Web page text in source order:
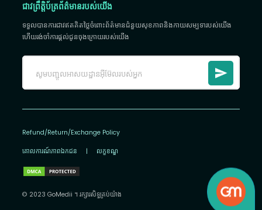
ជាវព្រឹត្តិប័ត្រព័ត៌មានរបស់យើង
ទទួលបានការជាវឥតគិតថ្លៃចំពោះព័ត៌មានជំនួយសុខភាពនិងកាយសម្បទារបស់យើង
ហើយរង់ចាំការផ្តល់ជូនចុងក្រោយរបស់យើង
Refund/Return/Exchange Policy
គោលការណ៍​ភាព​ឯកជន | លក្ខខណ្ឌ
© 2023 GoMedii ។ រក្សា​រ​សិទ្ធ​គ្រប់យ៉ាង